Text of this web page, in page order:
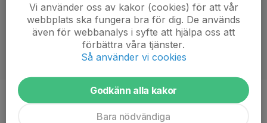
Ålder 10 år
Vi använder oss av kakor (cookies) för att vår
webbplats ska fungera bra för dig. De används
även för webbanalys i syfte att hjälpa oss att
förbättra våra tjänster.
Så använder vi cookies
Godkänn alla kakor
Bara nödvändiga